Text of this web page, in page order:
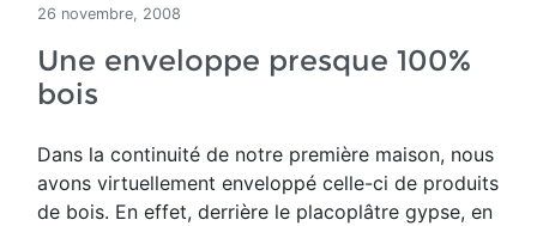
26 novembre, 2008
Une enveloppe presque 100%
bois
Dans la continuité de notre première maison, nous
avons virtuellement enveloppé celle-ci de produits
de bois. En effet, derrière le placoplâtre gypse, en